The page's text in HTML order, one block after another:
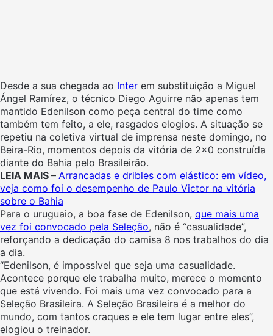
Desde a sua chegada ao Inter em substituição a Miguel
Ángel Ramírez, o técnico Diego Aguirre não apenas tem
mantido Edenilson como peça central do time como
também tem feito, a ele, rasgados elogios. A situação se
repetiu na coletiva virtual de imprensa neste domingo, no
Beira-Rio, momentos depois da vitória de 2×0 construída
diante do Bahia pelo Brasileirão.
LEIA MAIS – Arrancadas e dribles com elástico: em vídeo,
veja como foi o desempenho de Paulo Victor na vitória
sobre o Bahia
Para o uruguaio, a boa fase de Edenilson, que mais uma
vez foi convocado pela Seleção, não é “casualidade”,
reforçando a dedicação do camisa 8 nos trabalhos do dia
a dia.
“Edenilson, é impossível que seja uma casualidade.
Acontece porque ele trabalha muito, merece o momento
que está vivendo. Foi mais uma vez convocado para a
Seleção Brasileira. A Seleção Brasileira é a melhor do
mundo, com tantos craques e ele tem lugar entre eles”,
elogiou o treinador.